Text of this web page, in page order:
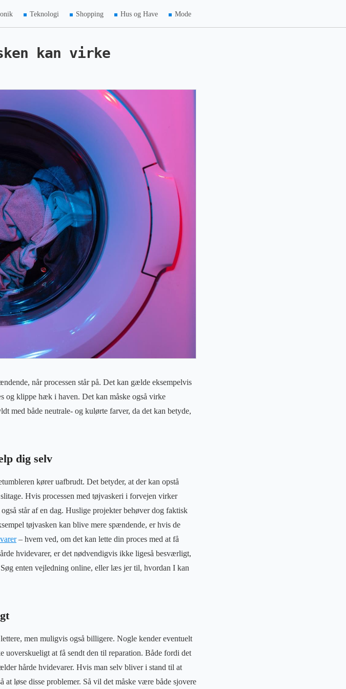
Teknologi Shopping Hus og Have Mode
kan virke
når processen står på. Det kan gælde eksempelvis
og klippe hæk i haven. Det kan måske også virke
med både neutrale- og kulørte farver, da det kan betyde,
dig selv
kører uafbrudt. Det betyder, at der kan opstå
Hvis processen med tøjvaskeri i forvejen virker
står af en dag. Huslige projekter behøver dog faktisk
tøjvasken kan blive mere spændende, er hvis de
– hvem ved, om det kan lette din proces med at få
hvidevarer, er det nødvendigvis ikke ligeså besværligt,
enten vejledning online, eller læs jer til, hvordan I kan
men muligvis også billigere. Nogle kender eventuelt
uoverskueligt at få sendt den til reparation. Både fordi det
hårde hvidevarer. Hvis man selv bliver i stand til at
at løse disse problemer. Så vil det måske være både sjovere